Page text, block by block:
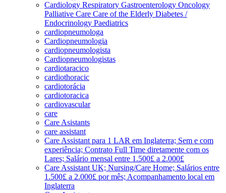
Cardiology Respiratory Gastroenterology Oncology
Palliative Care Care of the Elderly Diabetes /
Endocrinology Paediatrics
cardiopneumologa
Cardiopneumologia
cardiopneumologista
Cardiopneumologistas
cardiotaracico
cardiothoracic
cardiotorácia
cardiotoracica
cardiovascular
care
Care Asistants
care assistant
Care Assistant para 1 LAR em Inglaterra; Sem e com
experiência; Contrato Full Time diretamente com os
Lares; Salário mensal entre 1.500£ a 2.000£
Care Assistant UK; Nursing/Care Home; Salários entre
1.500£ a 2.000£ por mês; Acompanhamento local em
Inglaterra